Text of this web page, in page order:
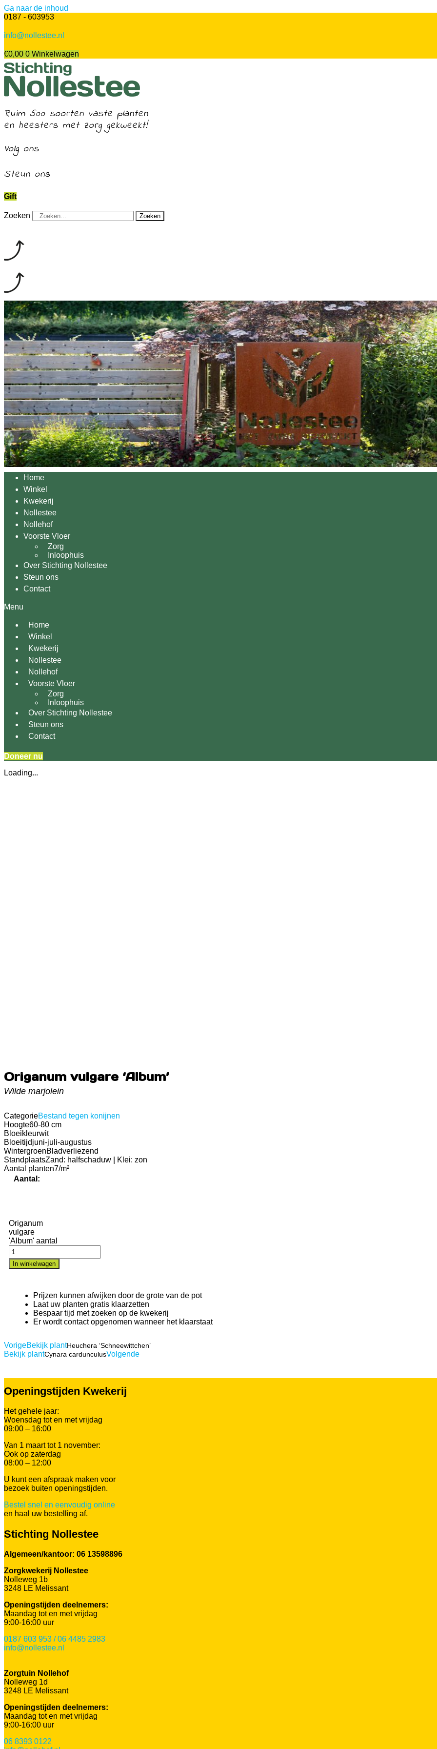
Ga naar de inhoud
0187 - 603953
info@nollestee.nl
€0,00 0 Winkelwagen
Ruim 500 soorten vaste planten
en heesters met zorg gekweekt!
Volg ons
Steun ons
Gift
Zoeken Zoeken
Home
Winkel
Kwekerij
Nollestee
Nollehof
Voorste Vloer
Zorg
Inloophuis
Over Stichting Nollestee
Steun ons
Contact
Menu
Home
Winkel
Kwekerij
Nollestee
Nollehof
Voorste Vloer
Zorg
Inloophuis
Over Stichting Nollestee
Steun ons
Contact
Doneer nu
Loading...
Origanum vulgare ‘Album’
Wilde marjolein
CategorieBestand tegen konijnen
Hoogte60-80 cm
Bloeikleurwit
Bloeitijdjuni-juli-augustus
WintergroenBladverliezend
StandplaatsZand: halfschaduw | Klei: zon
Aantal planten7/m²
Aantal:
Origanum
vulgare
'Album' aantal
In winkelwagen
Prijzen kunnen afwijken door de grote van de pot
Laat uw planten gratis klaarzetten
Bespaar tijd met zoeken op de kwekerij
Er wordt contact opgenomen wanneer het klaarstaat
VorigeBekijk plantHeuchera ‘Schneewittchen’
Bekijk plantCynara cardunculusVolgende
Openingstijden Kwekerij
Het gehele jaar:
Woensdag tot en met vrijdag
09:00 – 16:00
Van 1 maart tot 1 november:
Ook op zaterdag
08:00 – 12:00
U kunt een afspraak maken voor
bezoek buiten openingstijden.
Bestel snel en eenvoudig online
en haal uw bestelling af.
Stichting Nollestee
Algemeen/kantoor: 06 13598896
Zorgkwekerij Nollestee
Nolleweg 1b
3248 LE Melissant
Openingstijden deelnemers:
Maandag tot en met vrijdag
9:00-16:00 uur
0187 603 953 / 06 4485 2983
info@nollestee.nl
Zorgtuin Nollehof
Nolleweg 1d
3248 LE Melissant
Openingstijden deelnemers:
Maandag tot en met vrijdag
9:00-16:00 uur
06 8393 0122